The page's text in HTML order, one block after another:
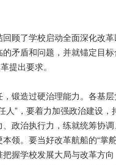
顾了学校启动全面深化改
矛盾和问题，并就锚定目
提出要求。
锻造过硬治理能力。各基
人”，要着力加强政治建设，
政治执行力，练就统筹协
领。要当好改革航船的“掌
握学校发展大局与改革方